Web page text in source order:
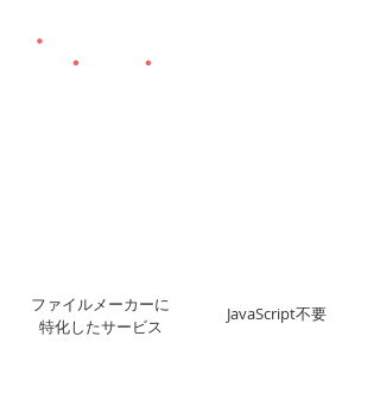
ファイルメーカーに
特化したサービス
JavaScript不要